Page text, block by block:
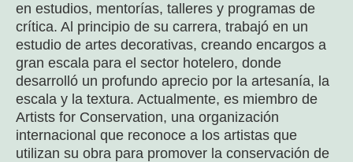
en estudios, mentorías, talleres y programas de
crítica. Al principio de su carrera, trabajó en un
estudio de artes decorativas, creando encargos a
gran escala para el sector hotelero, donde
desarrolló un profundo aprecio por la artesanía, la
escala y la textura. Actualmente, es miembro de
Artists for Conservation, una organización
internacional que reconoce a los artistas que
utilizan su obra para promover la conservación de